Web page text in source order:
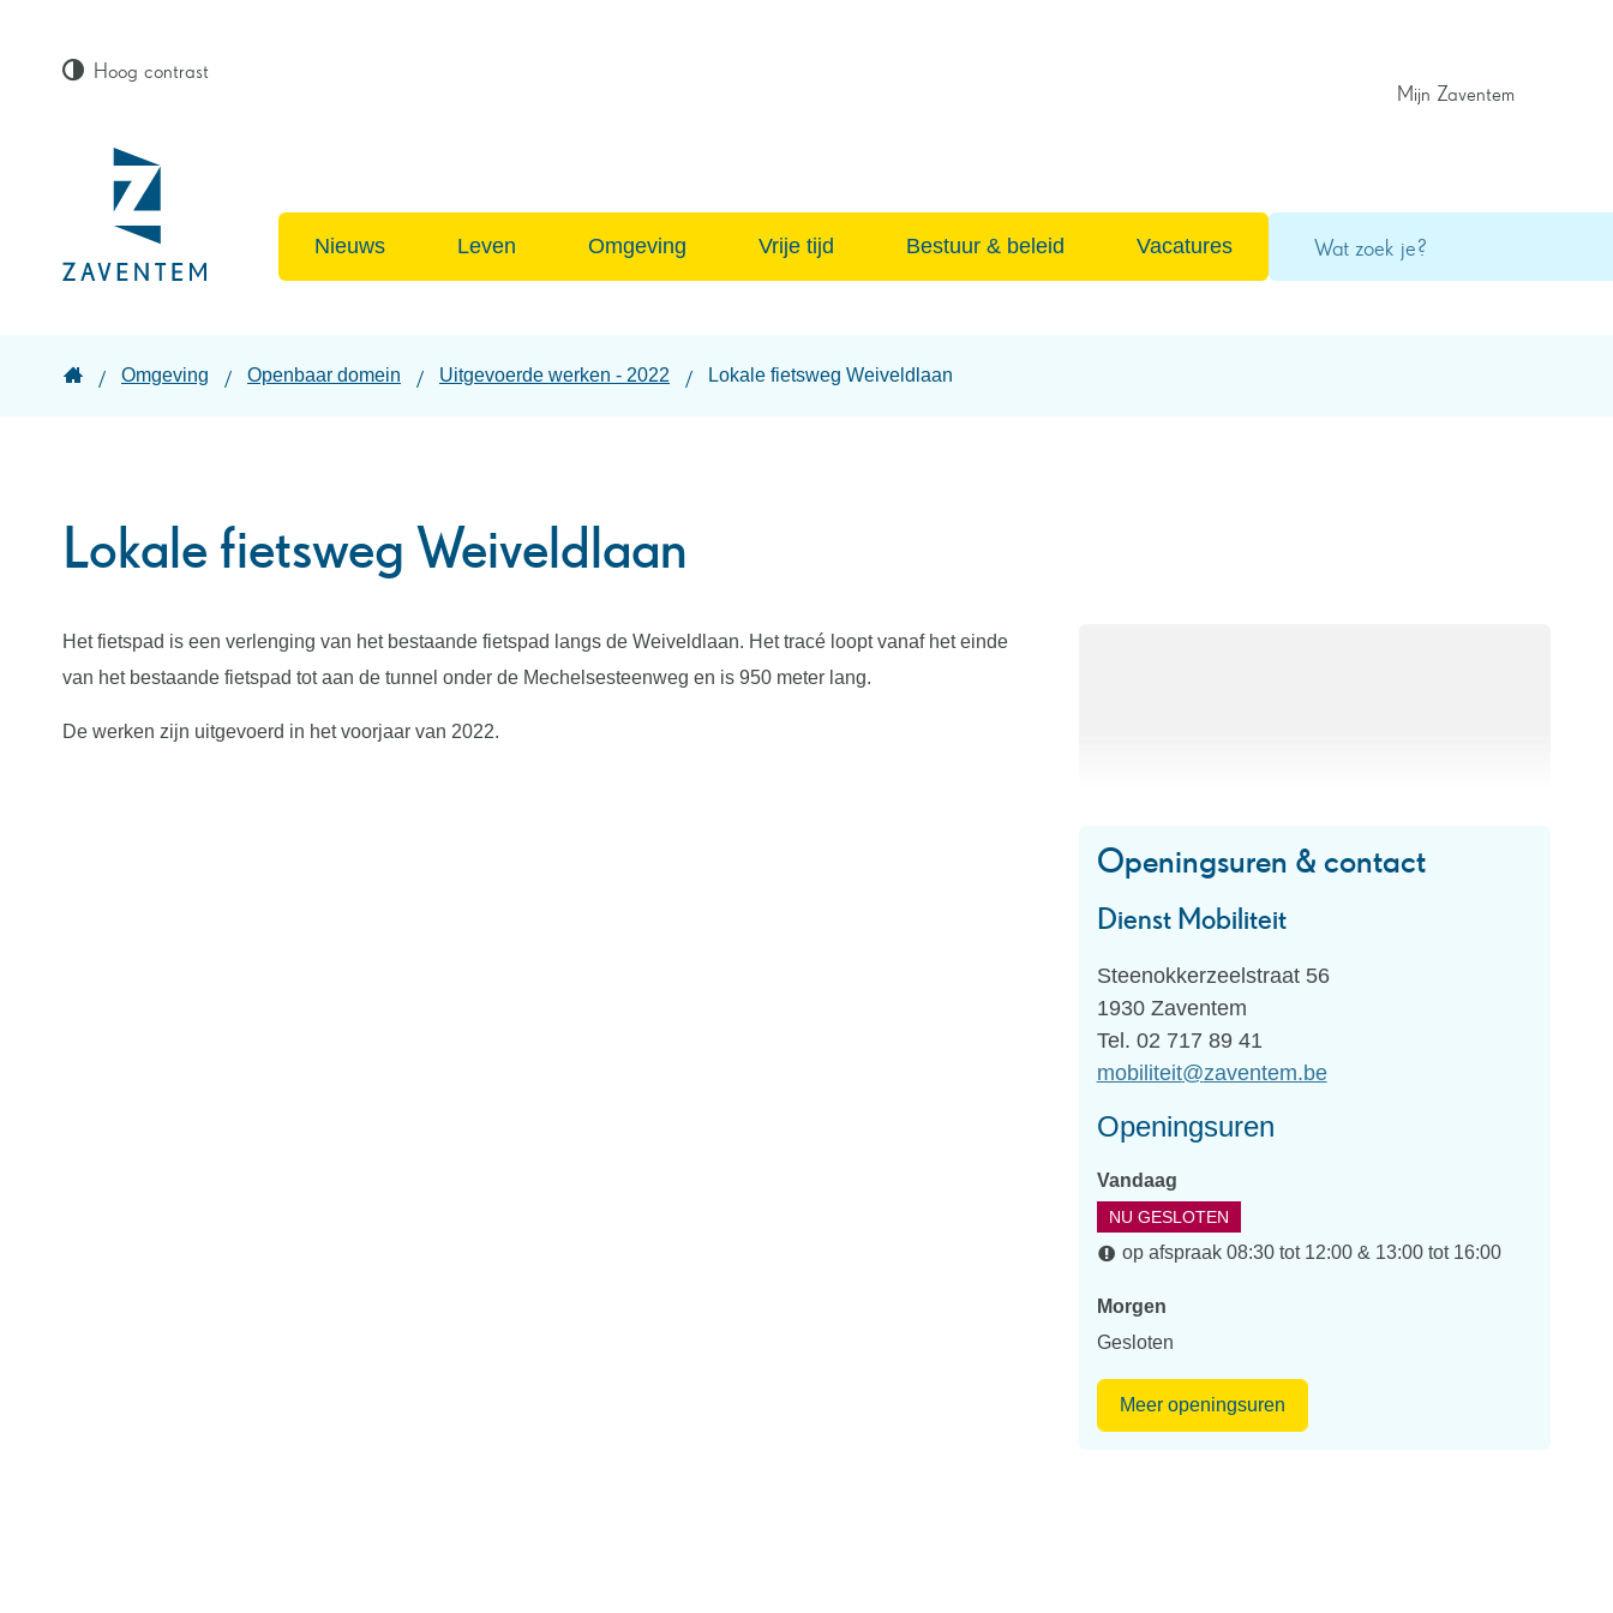
Lokaal
bestuur
Zaventem
Hoog contrast
Mijn Zaventem
Nieuws Leven Omgeving Vrije tijd Bestuur & beleid Vacatures
Startpagina
Omgeving Openbaar domein Uitgevoerde werken - 2022 Lokale fietsweg Weiveldlaan
Lokale fietsweg Weiveldlaan
Het fietspad is een verlenging van het bestaande fietspad langs de Weiveldlaan. Het tracé loopt vanaf het einde
van het bestaande fietspad tot aan de tunnel onder de Mechelsesteenweg en is 950 meter lang.
De werken zijn uitgevoerd in het voorjaar van 2022.
Openingsuren & contact
Dienst Mobiliteit
Adres
Steenokkerzeelstraat 56
,1930 Zaventem
Tel. 02 717 89 41
E-
mobiliteit@zaventem.be
Openingsuren
Vandaag
NU GESLOTEN
op afspraak 08:30tot 12:00 & 13:00tot 16:00
Morgen
Gesloten
Meer openingsurenDienst